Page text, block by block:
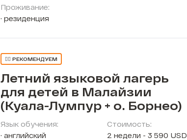
Проживание:
резиденция
👍🏼 РЕКОМЕНДУЕМ
Летний языковой лагерь
для детей в Малайзии
(Куала-Лумпур + о. Борнео)
Язык обучения:
английский
Стоимость:
2 недели - 3 590 USD